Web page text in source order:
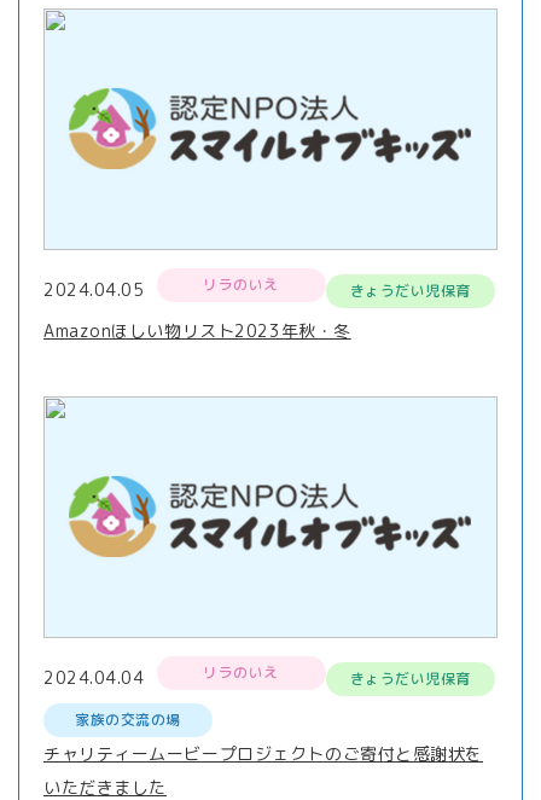
2024.04.05 リラのいえ きょうだい児保育
Amazonほしい物リスト2023年秋・冬
2024.04.04 リラのいえ
きょうだい児保育
家族の交流の場
チャリティームービープロジェクトのご寄付と感謝状を
いただきました